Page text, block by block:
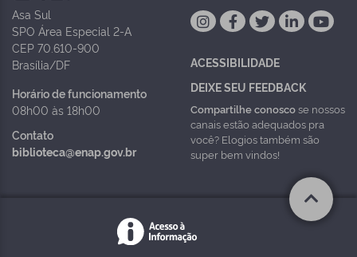
Asa Sul
SPO Área Especial 2-A
CEP 70.610-900
Brasília/DF
Horário de funcionamento
08h00 às 18h00
Contato
biblioteca@enap.gov.br
ACESSIBILIDADE
DEIXE SEU FEEDBACK
Compartilhe conoscose nossos
canais estão adequados pra
você? Elogios também são
super bem vindos!